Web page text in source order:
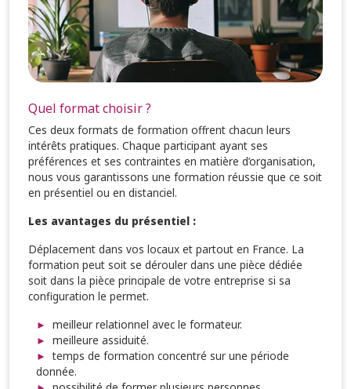
Quel format choisir ?
Ces deux formats de formation offrent chacun leurs
intérêts pratiques. Chaque participant ayant ses
préférences et ses contraintes en matière d’organisation,
nous vous garantissons une formation réussie que ce soit
en présentiel ou en distanciel.
Les avantages du présentiel :
Déplacement dans vos locaux et partout en France. La
formation peut soit se dérouler dans une pièce dédiée
soit dans la pièce principale de votre entreprise si sa
configuration le permet.
meilleur relationnel avec le formateur.
meilleure assiduité.
temps de formation concentré sur une période
donnée.